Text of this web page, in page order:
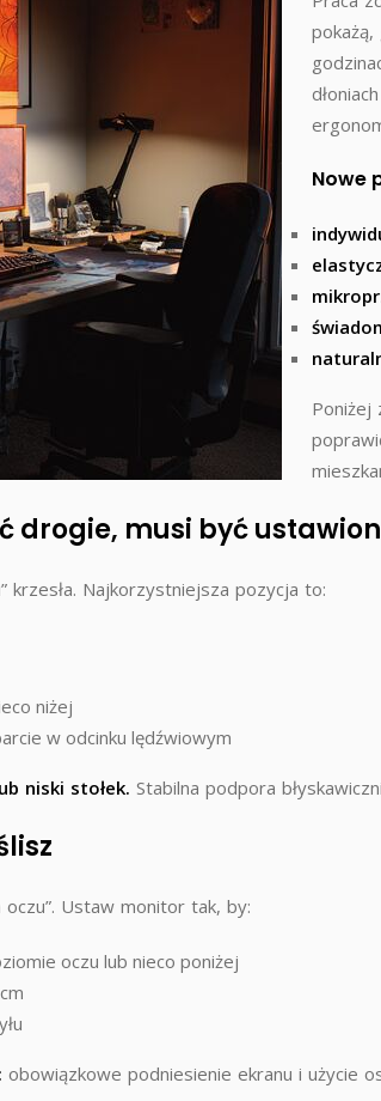
Nowe
Poniżej
drogie, musi być
krzesła. Najkorzystniejsza pozycja to:
niżej
w odcinku lędźwiowym
niski stołek. Stabilna podpora
Ustaw monitor tak, by:
oczu lub nieco poniżej
obowiązkowe podniesienie ekranu i użycie